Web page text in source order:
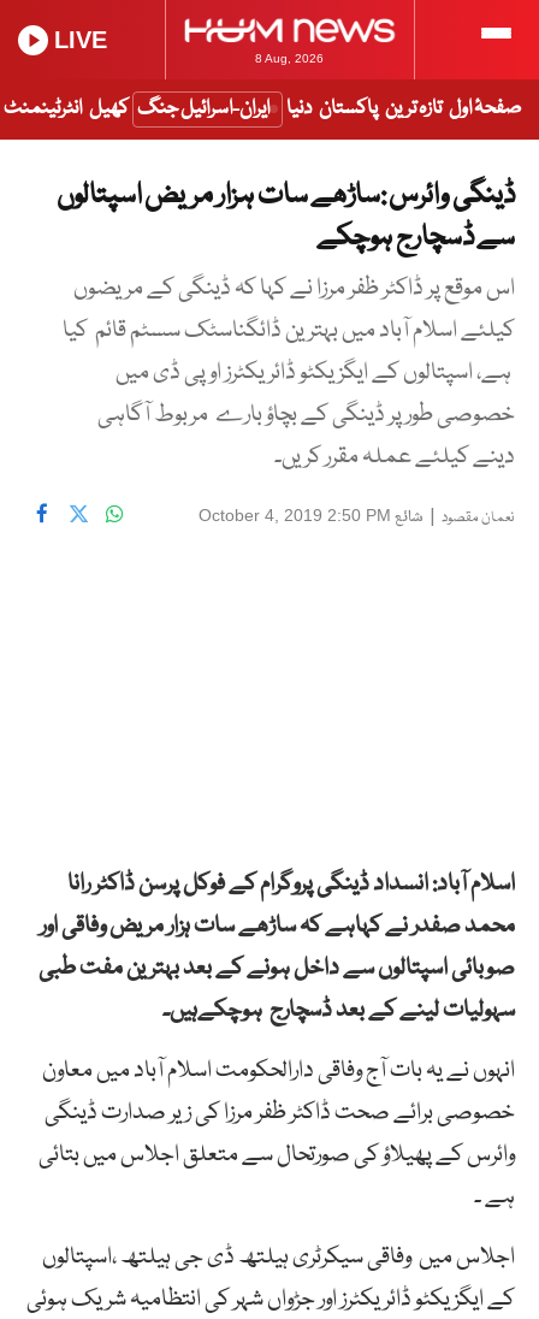
8 Aug, 2026
LIVE
صفحۂ اول تازہ ترین پاکستان دنیا ایران-اسرائیل جنگ کھیل انٹرٹینمنٹ
ڈینگی وائرس :ساڑھے سات ہزار مریض اسپتالوں
سے ڈسچارج ہوچکے
اس موقع پر ڈاکٹر ظفر مرزا نے کہا کہ ڈینگی کے مریضوں
کیلئے اسلام آباد میں بہترین ڈائگناسٹک سسٹم قائم کیا
ہے، اسپتالوں کے ایگزیکٹو ڈائریکٹرز او پی ڈی میں
خصوصی طور پر ڈینگی کے بچاؤ بارے مربوط آگاہی
دینے کیلئے عملہ مقرر کریں۔
نعمان مقصود | شائع October 4, 2019 2:50 PM
اسلام آباد: انسداد ڈینگی پروگرام کے فوکل پرسن ڈاکٹر رانا
محمد صفدر نے کہاہے کہ ساڑھے سات ہزار مریض وفاقی اور
صوبائی اسپتالوں سے داخل ہونے کے بعد بہترین مفت طبی
سہولیات لینے کے بعد ڈسچارج ہوچکےہیں۔
انہوں نے یہ بات آج وفاقی دارالحکومت اسلام آباد میں معاون
خصوصی برائے صحت ڈاکٹر ظفر مرزا کی زیر صدارت ڈینگی
وائرس کے پھیلاؤ کی صورتحال سے متعلق اجلاس میں بتائی
ہے ۔
اجلاس میں وفاقی سیکرٹری ہیلتھ ڈی جی ہیلتھ ،اسپتالوں
کے ایگزیکٹو ڈائریکٹرز اور جڑواں شہر کی انتظامیہ شریک ہوئی